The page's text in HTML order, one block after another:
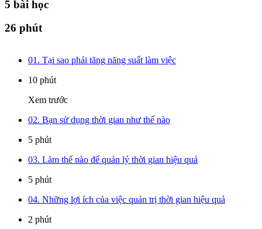
5 bài học
26 phút
01. Tại sao phải tăng năng suất làm việc
10 phút
Xem trước
02. Bạn sử dụng thời gian như thế nào
5 phút
03. Làm thế nào để quản lý thời gian hiệu quả
5 phút
04. Những lợi ích của việc quản trị thời gian hiệu quả
2 phút